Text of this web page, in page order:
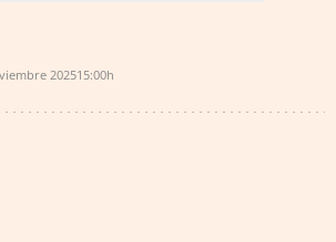
202515:00h